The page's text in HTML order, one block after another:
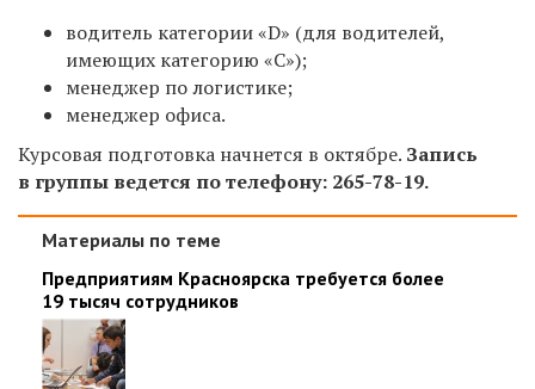
водитель категории «D» (для водителей,
имеющих категорию «C»);
менеджер по логистике;
менеджер офиса.
Курсовая подготовка начнется в октябре. Запись
в группы ведется по телефону: 265-78-19.
Материалы по теме
Предприятиям Красноярска требуется более
19 тысяч сотрудников